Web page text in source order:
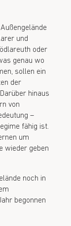
und
oder
genau wo
sollen ein
der
hinaus
von
–
fähig ist.
um
wieder geben
noch in
begonnen